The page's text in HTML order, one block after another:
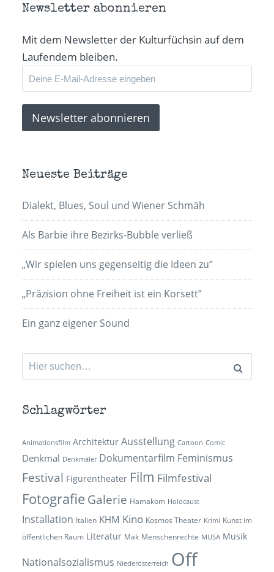
in
neuem
Newsletter abonnieren
Mit dem Newsletter der Kulturfüchsin auf dem
Laufendem bleiben.
Neueste Beiträge
Dialekt, Blues, Soul und Wiener Schmäh
Als Barbie ihre Bezirks-Bubble verließ
„Wir spielen uns gegenseitig die Ideen zu“
„Präzision ohne Freiheit ist ein Korsett”
Ein ganz eigener Sound
Suchen
nach:
Schlagwörter
Animationsfilm Architektur Ausstellung Cartoon Comic
Denkmal Denkmäler Dokumentarfilm Feminismus
Festival Figurentheater Film Filmfestival
Fotografie Galerie Hamakom Holocaust
Installation Italien KHM Kino Kosmos Theater Krimi Kunst im
öffentlichen Raum Literatur Mak Menschenrechte MUSA Musik
Nationalsozialismus Niederösterreich Off